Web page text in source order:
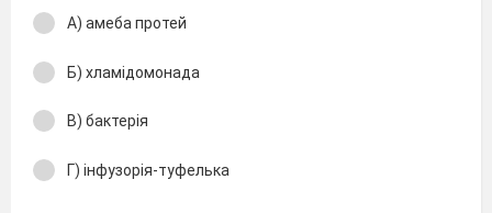
А) амеба протей
Б) хламідомонада
В) бактерія
Г) інфузорія-туфелька